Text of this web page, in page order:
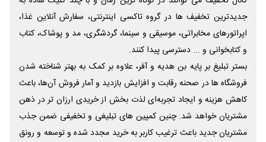
جدیدترین تخفیف ها در گروه تاکسی اینترنتی، سفارش آنلاین غذا،
اپراتورهای مخابراتی، موسیقی و سینما، گردشگری، مد و پوشاک، کتاب
و کتابخوانی و ... دسترسی پیدا کنند.
بستر تبلیغ بر پایه بن هدیه و آفر، علاوه بر کمک به بهتر شناخته شدن
فروشگاه ها در صحنه رقابت و افزایش بازدید و آمار فروش آن‌ها، باعث
کاهش هزینه و ایجاد تجربه‌ای لذت بخش از خریدی ارزان تر در ذهن
مشتریان خواهد شد. چنین کمپین های تبلیغی و تخفیفی ضمن جذب
مشتریان جدید باعث ترغیب کاربر به خرید مجدد شده و توسعه و رونق